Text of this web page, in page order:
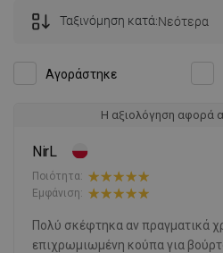
Αγοράστηκε
Ταξινόμηση κατά:Νεότερα
Η αξιολόγηση αφορά
NirL
Ποιότητα:
Εμφάνιση:
Πολύ σκέφτηκα αν πραγματικά
επιχρωμιωμένη κούπα για